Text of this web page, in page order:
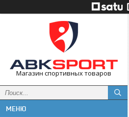
Магазин спортивных товаров